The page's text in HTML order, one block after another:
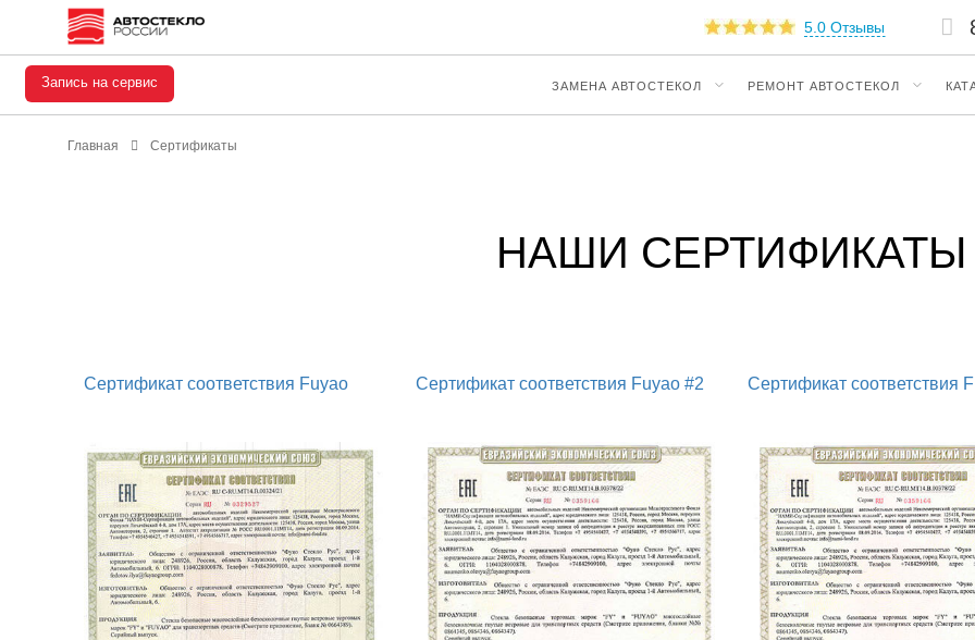
5.0 Отзывы
Запись на сервис ЗАМЕНА АВТОСТЕКОЛ РЕМОНТ АВТОСТЕКОЛ
Главная Сертификаты
НАШИ СЕРТИФИКАТЫ
Сертификат соответствия Fuyao Сертификат соответствия Fuyao #2 Сертификат соответствия